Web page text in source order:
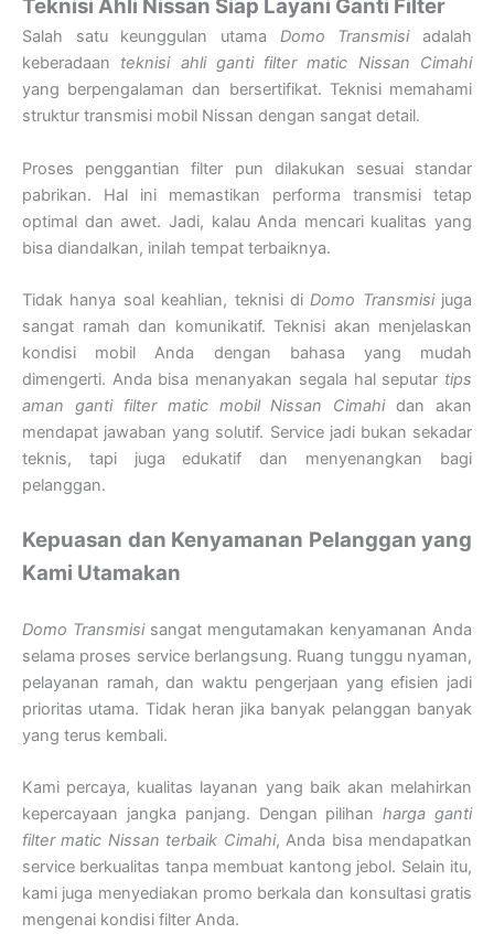
Teknisi Ahli Nissan Siap Layani Ganti Filter
Salah satu keunggulan utama Domo Transmisiadalah
keberadaan teknisi ahli ganti filter matic Nissan Cimahi
yang berpengalaman dan bersertifikat. Teknisi memahami
struktur transmisi mobil Nissan dengan sangat detail.
Proses penggantian filter pun dilakukan sesuai standar
pabrikan. Hal ini memastikan performa transmisi tetap
optimal dan awet. Jadi, kalau Anda mencari kualitas yang
bisa diandalkan, inilah tempat terbaiknya.
Tidak hanya soal keahlian, teknisi diDomo Transmisijuga
sangat ramah dan komunikatif. Teknisi akan menjelaskan
kondisi mobil Anda dengan bahasa yang mudah
dimengerti. Anda bisa menanyakan segala hal seputar tips
aman ganti filter matic mobil Nissan Cimahidan akan
mendapat jawaban yang solutif. Service jadi bukan sekadar
teknis, tapi juga edukatif dan menyenangkan bagi
pelanggan.
Kepuasan dan Kenyamanan Pelanggan yang
Kami Utamakan
Domo Transmisisangat mengutamakan kenyamanan Anda
selama proses service berlangsung. Ruang tunggu nyaman,
pelayanan ramah, dan waktu pengerjaan yang efisien jadi
prioritas utama. Tidak heran jika banyak pelanggan banyak
yang terus kembali.
Kami percaya, kualitas layanan yang baik akan melahirkan
kepercayaan jangka panjang. Dengan pilihanharga ganti
filter matic Nissan terbaik Cimahi, Anda bisa mendapatkan
service berkualitas tanpa membuat kantong jebol. Selain itu,
kami juga menyediakan promo berkala dan konsultasi gratis
mengenai kondisi filter Anda.